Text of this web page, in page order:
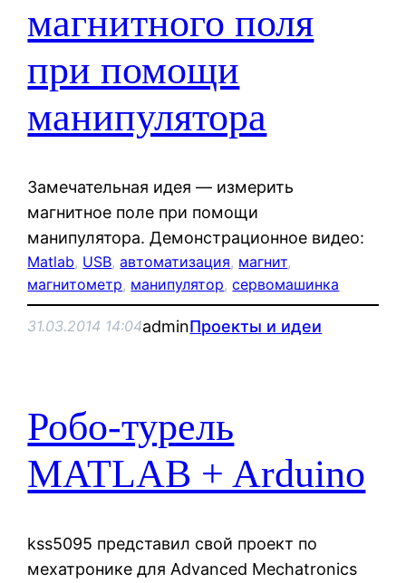
магнитного поля
при помощи
манипулятора
Замечательная идея — измерить
магнитное поле при помощи
манипулятора. Демонстрационное видео:
Matlab, USB, автоматизация, магнит
магнитометр, манипулятор, сервомашинка
31.03.2014 14:04adminПроекты и идеи
Робо-турель
MATLAB + Arduino
kss5095 представил свой проект по
мехатронике для Advanced Mechatronics